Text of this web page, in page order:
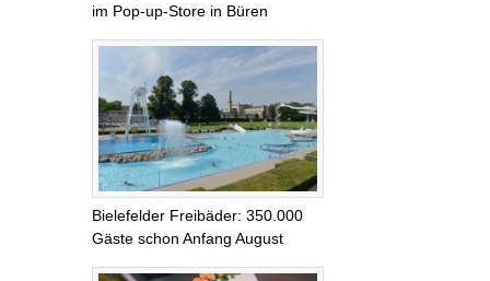
im Pop-up-Store in Büren
Bielefelder Freibäder: 350.000
Gäste schon Anfang August